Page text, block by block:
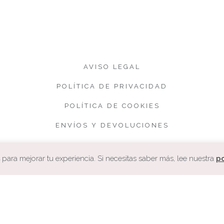
AVISO LEGAL
POLÍTICA DE PRIVACIDAD
POLÍTICA DE COOKIES
ENVÍOS Y DEVOLUCIONES
mejorar tu experiencia. Si necesitas saber más, lee nuestra